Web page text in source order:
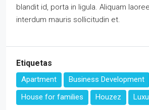
blandit id, porta in ligula. Aliquam
interdum mauris sollicitudin et.
Etiquetas
Apartment
Business Development
House for families
Houzez